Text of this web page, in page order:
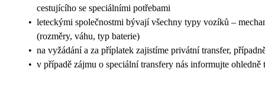
cestujícího se speciálními potřebami
• leteckými společnostmi bývají všechny typy vozíků –
(rozměry, váhu, typ baterie)
• na vyžádání a za příplatek zajistíme privátní transfer,
• v případě zájmu o speciální transfery nás informujte